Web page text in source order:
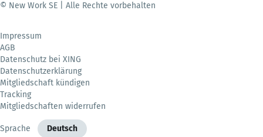
© New Work SE | Alle Rechte vorbehalten
Impressum
AGB
Datenschutz bei XING
Datenschutzerklärung
Mitgliedschaft kündigen
Tracking
Mitgliedschaften widerrufen
Sprache Deutsch